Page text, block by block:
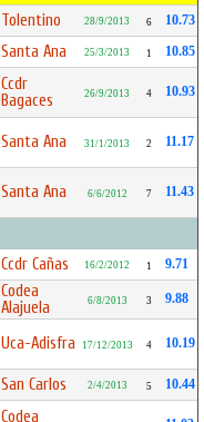
Tolentino 28/9/2013 6 10.73
Santa Ana 25/3/2013 1 10.85
Ccdr
Bagaces
26/9/2013 4 10.93
Santa Ana 31/1/2013 2 11.17
Santa Ana 6/6/2012 7 11.43
Ccdr Cañas 16/2/2012 1 9.71
Codea
Alajuela
6/8/2013 3 9.88
Uca-Adisfra 17/12/2013 4 10.19
San Carlos 2/4/2013 5 10.44
Codea